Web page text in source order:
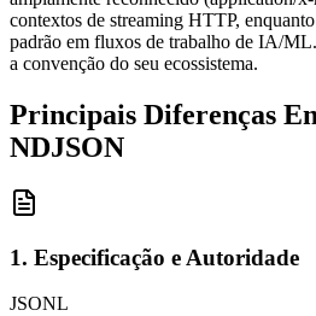
contextos de streaming HTTP,
padrão em fluxos de trabalho de IA/
a convenção do seu ecossistema.
Principais Diferenças
NDJSON
1. Especificação e Autoridade
JSONL